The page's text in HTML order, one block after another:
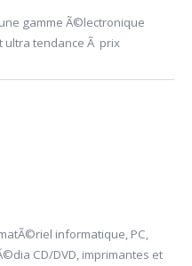
gamme Ã©lectronique
ultra tendance Ã prix
informatique, PC,
CD/DVD, imprimantes et